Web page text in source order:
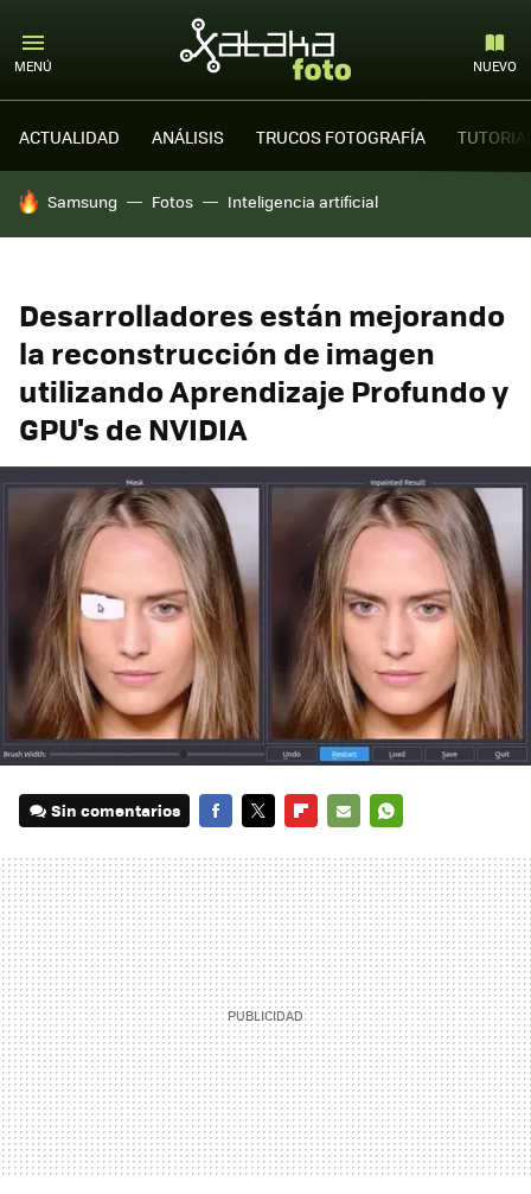
MENÚ NUEVO
ACTUALIDAD ANÁLISIS TRUCOS FOTOGRAFÍA
HOY SE HABLA DE
Samsung Fotos Inteligencia artificial
Desarrolladores están mejorando
la reconstrucción de imagen
utilizando Aprendizaje Profundo y
GPU's de NVIDIA
Sin comentarios
MAIL